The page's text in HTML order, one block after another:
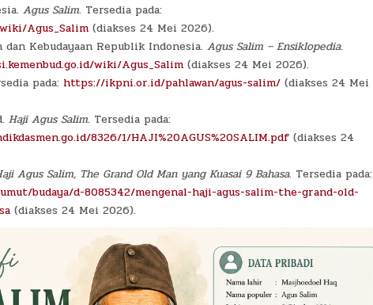
Agus Salim. Tersedia pada:
Agus_Salim(diakses 24 Mei 2026).
Kebudayaan Republik Indonesia. Agus Salim – Ensiklopedia.
wiki/Agus_Salim(diakses 24 Mei 2026).
pada: https://ikpni.or.id/pahlawan/agus-salim/(diakses 24 Mei
Haji Agus Salim. Tersedia pada:
8326/1/HAJI%20AGUS%20SALIM.pdf(diakses 24
Agus Salim, The Grand Old Man yang Kuasai 9 Bahasa. Tersedia pada:
budaya/d-8085342/mengenal-haji-agus-salim-the-grand-old-
(diakses 24 Mei 2026).